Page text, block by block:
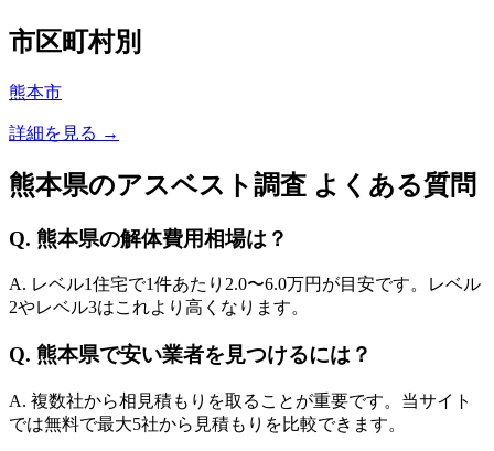
市区町村別
熊本市
詳細を見る →
熊本県のアスベスト調査 よくある質問
Q. 熊本県の解体費用相場は？
A. レベル1住宅で1件あたり 2.0〜6.0万円が目安です。レベル
2やレベル3はこれより高くなります。
Q. 熊本県で安い業者を見つけるには？
A. 複数社から相見積もりを取ることが重要です。当サイト
では無料で最大5社から見積もりを比較できます。